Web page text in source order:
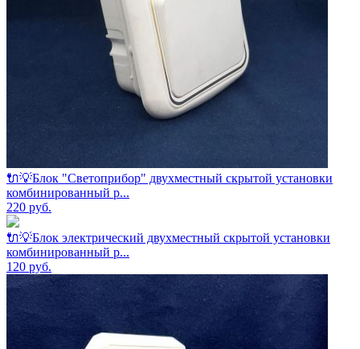
🔌💡Блок "Светоприбор" двухместный скрытой установки
комбинированный р...
220 руб.
🔌💡Блок электрический двухместный скрытой установки
комбинированный р...
120 руб.